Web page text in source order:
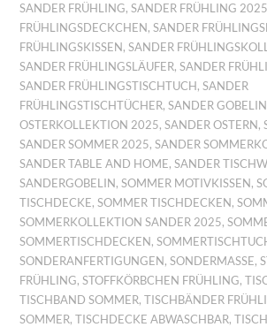
SANDER FRÜHLING,SANDER FRÜHLING 2025
FRÜHLINGSDECKCHEN ,SANDER
FRÜHLINGSKISSEN ,SANDER
SANDER FRÜHLINGSLÄUFER,SANDER
SANDER FRÜHLINGSTISCHTUCH ,SANDER
FRÜHLINGSTISCHTÜCHER,SANDER GOBELIN
OSTERKOLLEKTION 2025,SANDER OSTERN ,
SANDER SOMMER 2025,SANDER
SANDER TABLE AND HOME,SANDER
SANDERGOBELIN ,SOMMER MOTIVKISSEN ,
TISCHDECKE,SOMMER TISCHDECKEN ,
SOMMERKOLLEKTION SANDER 2025,
SOMMERTISCHDECKEN ,
SONDERANFERTIGUNGEN ,SONDERMASSE ,
FRÜHLING,STOFFKÖRBCHEN FRÜHLING,
TISCHBAND SOMMER,TISCHBÄNDER
SOMMER,TISCHDECKE ABWASCHBAR,